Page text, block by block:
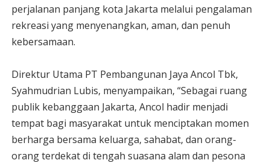
perjalanan panjang kota Jakarta melalui pengalaman
rekreasi yang menyenangkan, aman, dan penuh
kebersamaan.
Direktur Utama PT Pembangunan Jaya Ancol Tbk,
Syahmudrian Lubis, menyampaikan, “Sebagai ruang
publik kebanggaan Jakarta, Ancol hadir menjadi
tempat bagi masyarakat untuk menciptakan momen
berharga bersama keluarga, sahabat, dan orang-
orang terdekat di tengah suasana alam dan pesona